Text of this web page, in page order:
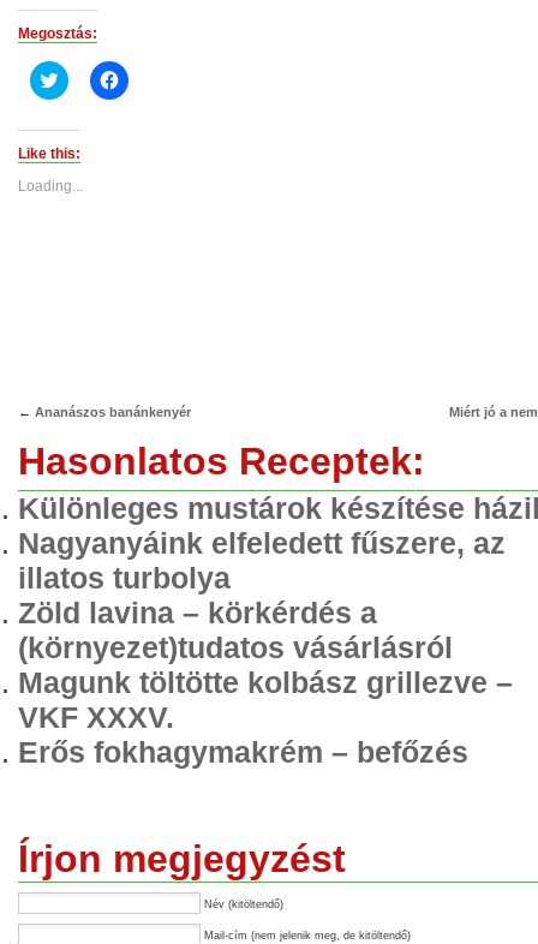
Megosztás:
Click
to
(Opens
in
new
Click
to
Like this:
Loading...
← Ananászos banánkenyér Miért jó a
Hasonlatos Receptek:
Különleges mustárok készítése
Nagyanyáink elfeledett fűszere, az
illatos turbolya
Zöld lavina – körkérdés a
(környezet)tudatos vásárlásról
Magunk töltötte kolbász grillezve –
VKF XXXV.
Erős fokhagymakrém – befőzés
Írjon megjegyzést
Név (kitöltendő)
Mail-cím (nem jelenik meg, de kitöltendő)